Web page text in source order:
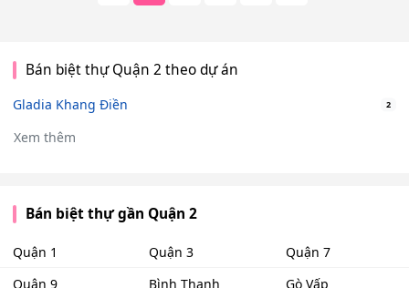
Bán biệt thự Quận 2 theo dự án
Gladia Khang Điền 2
Xem thêm
Bán biệt thự gần Quận 2
Quận 1 Quận 3
Quận 7
Quận 9
Bình Thạnh Gò Vấp